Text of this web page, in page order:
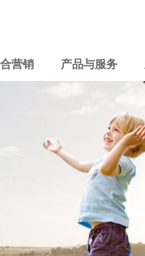
营销 产品与服务